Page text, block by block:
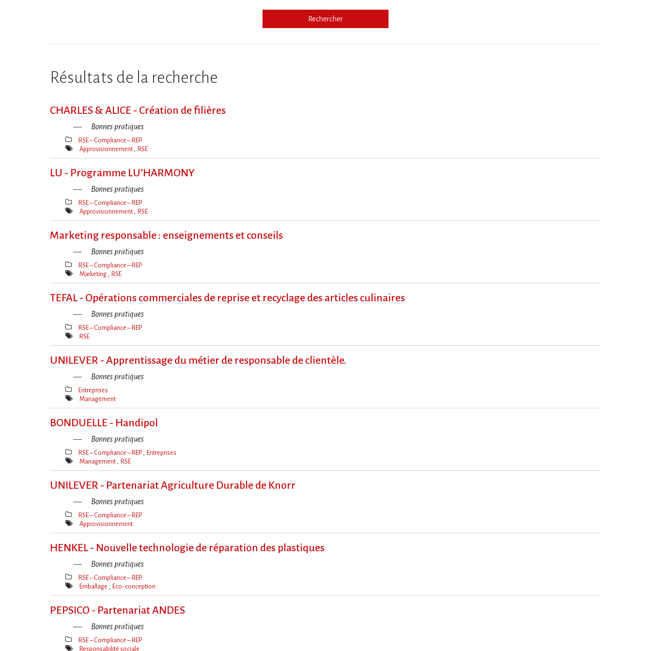
Rechercher
Résultats de la recherche
CHARLES & ALICE - Création de filières
Bonnes pratiques
Thèmes(s)
RSE – Compliance – REP
Mot(s)-
Approvisionnement RSE
LU - Programme LU’HARMONY
Bonnes pratiques
Thèmes(s)
RSE – Compliance – REP
Mot(s)-
Approvisionnement RSE
Marketing responsable : enseignements et conseils
Bonnes pratiques
Thèmes(s)
RSE – Compliance – REP
Mot(s)-
Marketing RSE
TEFAL - Opérations commerciales de reprise et recyclage des articles culinaires
Bonnes pratiques
Thèmes(s)
RSE – Compliance – REP
Mot(s)-
RSE
UNILEVER - Apprentissage du métier de responsable de clientèle.
Bonnes pratiques
Thèmes(s)
Entreprises
Mot(s)-
Management
BONDUELLE - Handipol
Bonnes pratiques
Thèmes(s)
RSE – Compliance – REP Entreprises
Mot(s)-
Management RSE
UNILEVER - Partenariat Agriculture Durable de Knorr
Bonnes pratiques
Thèmes(s)
RSE – Compliance – REP
Mot(s)-
Approvisionnement
HENKEL - Nouvelle technologie de réparation des plastiques
Bonnes pratiques
Thèmes(s)
RSE – Compliance – REP
Mot(s)-
Emballage Eco-conception
PEPSICO - Partenariat ANDES
Bonnes pratiques
Thèmes(s)
RSE – Compliance – REP
Responsabilité sociale